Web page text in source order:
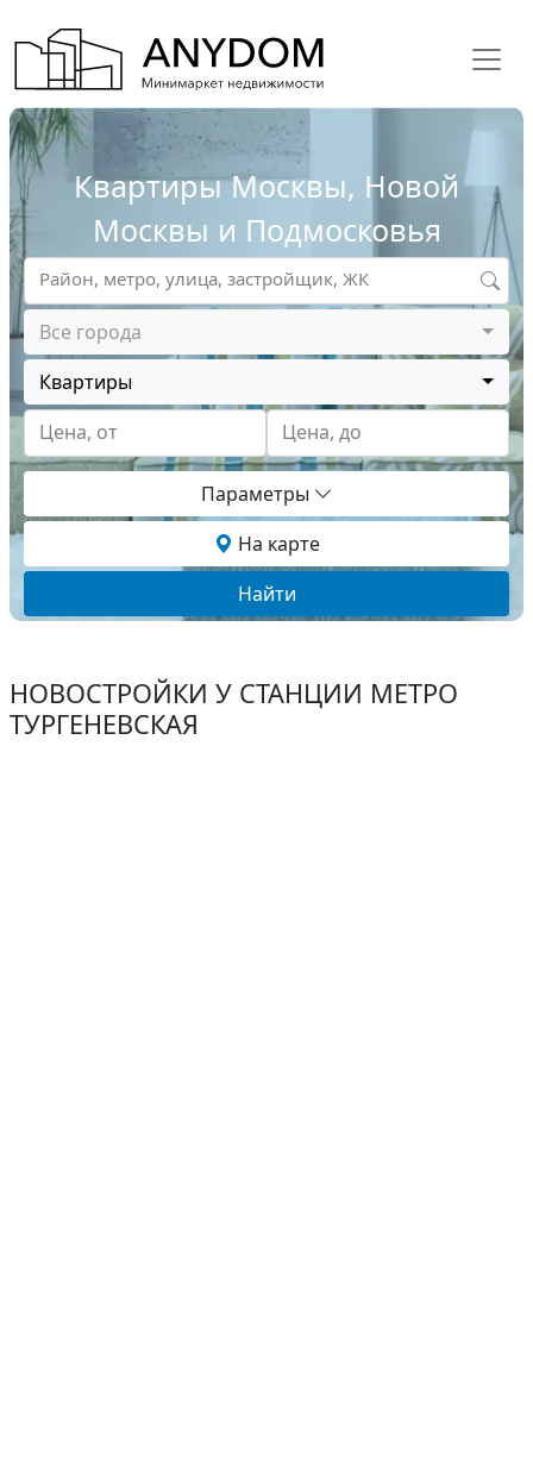
Квартиры Москвы, Новой
Москвы и Подмосковья
Все города
Квартиры
Цена, от
Цена, до
Район, метро, улица, застройщик, ЖК
Параметры
На карте
Найти
НОВОСТРОЙКИ У СТАНЦИИ МЕТРО
ТУРГЕНЕВСКАЯ